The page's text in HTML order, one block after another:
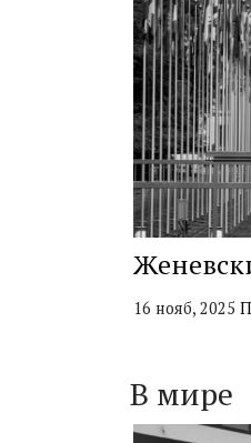
16 нояб, 2025
В мире